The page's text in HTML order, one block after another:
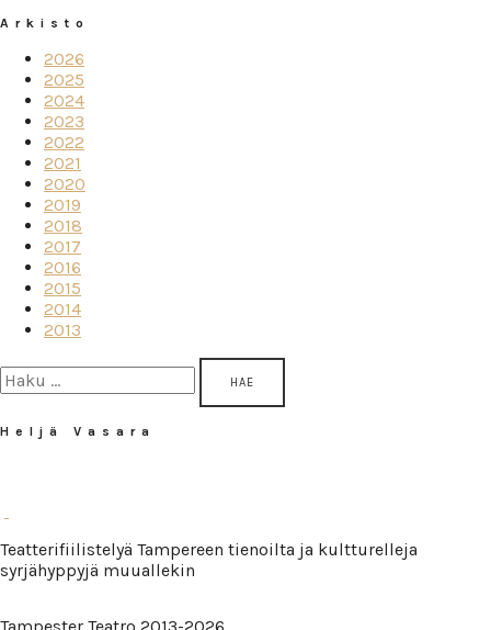
Arkisto
2026
2025
2024
2023
2022
2021
2020
2019
2018
2017
2016
2015
2014
2013
Haku:
Heljä Vasara
Teatterifiilistelyä Tampereen tienoilta ja kultturelleja
syrjähyppyjä muuallekin